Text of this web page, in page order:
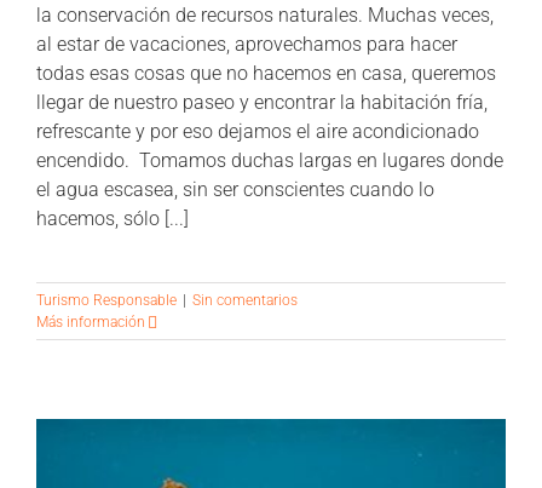
la conservación de recursos naturales. Muchas veces,
al estar de vacaciones, aprovechamos para hacer
todas esas cosas que no hacemos en casa, queremos
llegar de nuestro paseo y encontrar la habitación fría,
refrescante y por eso dejamos el aire acondicionado
encendido. Tomamos duchas largas en lugares donde
el agua escasea, sin ser conscientes cuando lo
hacemos, sólo [...]
Turismo Responsable
Sin comentarios
Más información